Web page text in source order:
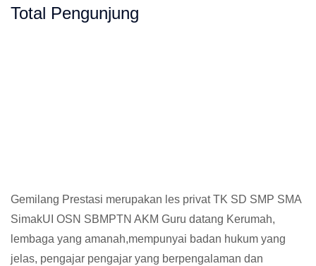
Total Pengunjung
Gemilang Prestasi merupakan les privat TK SD SMP SMA
SimakUI OSN SBMPTN AKM Guru datang Kerumah,
lembaga yang amanah,mempunyai badan hukum yang
jelas, pengajar pengajar yang berpengalaman dan